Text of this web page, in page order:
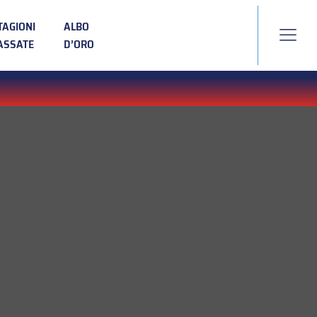
ALBO
D’ORO